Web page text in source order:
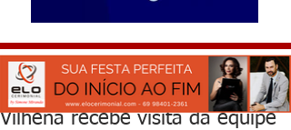
Vilhena recebe visita da equipe